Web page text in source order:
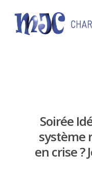
Soirée
système
en crise ?